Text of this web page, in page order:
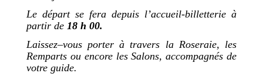
Le départ se fera depuis l’accueil-billetterie à
partir de 18 h 00.
Laissez–vous porter à travers la Roseraie, les
Remparts ouencore les Salons, accompagnés de
votre guide.